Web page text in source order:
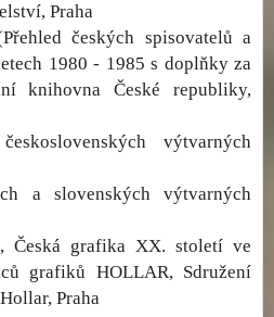
Praha
českých spisovatelů a
1980 - 1985 s doplňky za
knihovna České republiky,
výtvarných
a slovenských výtvarných
Česká grafika XX. století ve
grafiků HOLLAR, Sdružení
Praha